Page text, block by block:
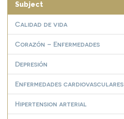
Subject
Calidad de vida
Corazón – Enfermedades
Depresión
Enfermedades cardiovasculares
Hipertension arterial